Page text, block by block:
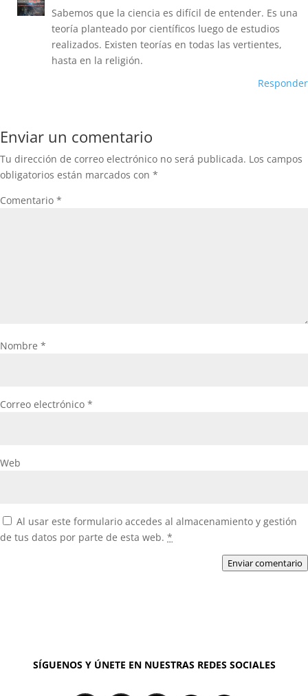
Sabemos que la ciencia es difícil de entender. Es una
teoría planteado por científicos luego de estudios
realizados. Existen teorías en todas las vertientes,
hasta en la religión.
Responder
Enviar un comentario
Tu dirección de correo electrónico no será publicada. Los campos
obligatorios están marcados con *
Comentario *
Nombre *
Correo electrónico *
Web
Al usar este formulario accedes al almacenamiento y gestión
de tus datos por parte de esta web. *
Enviar comentario
SÍGUENOS Y ÚNETE EN NUESTRAS REDES SOCIALES